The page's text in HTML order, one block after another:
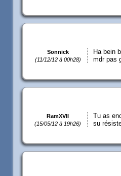
Sonnick
(11/12/12 à 00h28)
Ha bein
mdr pas
RamXVII
(15/05/12 à 19h26)
Tu as
su